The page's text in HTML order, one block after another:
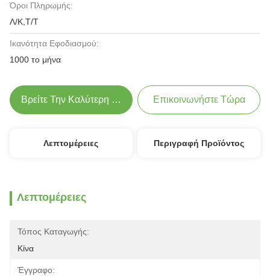
Όροι Πληρωμής:
Λ/Κ,Τ/Τ
Ικανότητα Εφοδιασμού:
1000 το μήνα
Βρείτε Την Καλύτερη Τιμή Επικοινωνήστε Τώρα
Λεπτομέρειες Περιγραφή Προϊόντος
Λεπτομέρειες
Τόπος Καταγωγής:
Κίνα
Έγγραφο: